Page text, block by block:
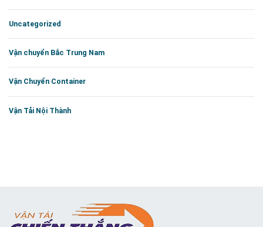
Uncategorized
Vận chuyển Bắc Trung Nam
Vận Chuyển Container
Vận Tải Nội Thành